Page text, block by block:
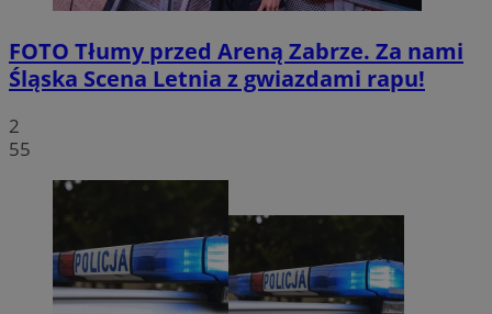
FOTO Tłumy przed Areną Zabrze. Za nami
Śląska Scena Letnia z gwiazdami rapu!
2
55